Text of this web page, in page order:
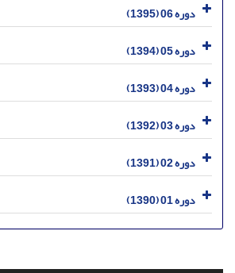
دوره 06 (1395)
دوره 05 (1394)
دوره 04 (1393)
دوره 03 (1392)
دوره 02 (1391)
دوره 01 (1390)